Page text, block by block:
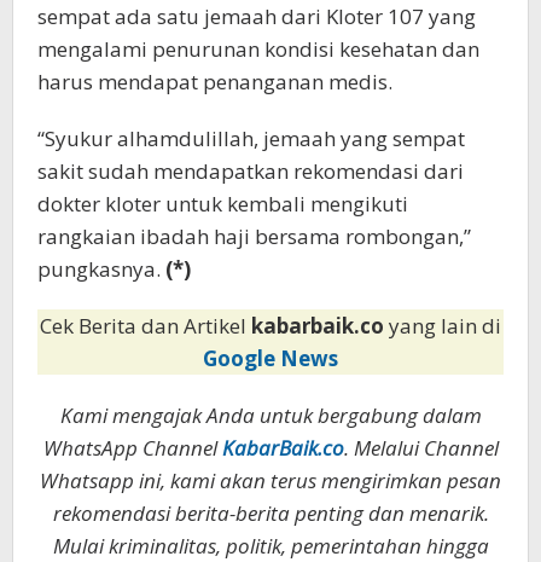
sempat ada satu jemaah dari Kloter 107 yang
mengalami penurunan kondisi kesehatan dan
harus mendapat penanganan medis.
“Syukur alhamdulillah, jemaah yang sempat
sakit sudah mendapatkan rekomendasi dari
dokter kloter untuk kembali mengikuti
rangkaian ibadah haji bersama rombongan,”
pungkasnya. (*)
Cek Berita dan Artikel kabarbaik.co yang lain di
Google News
Kami mengajak Anda untuk bergabung dalam
WhatsApp ChannelKabarBaik.co. Melalui Channel
Whatsapp ini, kami akan terus mengirimkan pesan
rekomendasi berita-berita penting dan menarik.
Mulai kriminalitas, politik, pemerintahan hingga